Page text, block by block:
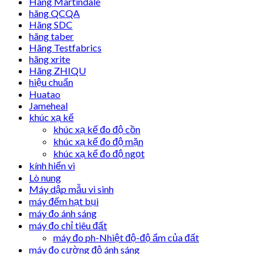
hãng QCQA
Hãng SDC
hãng taber
Hãng Testfabrics
hãng xrite
Hãng ZHIQU
hiệu chuẩn
Huatao
Jameheal
khúc xạ kế
khúc xạ kế đo độ cồn
khúc xạ kế đo độ mặn
khúc xạ kế đo độ ngọt
kính hiển vi
Lò nung
Máy dập mẫu vi sinh
máy đếm hạt bụi
máy đo ánh sáng
máy đo chỉ tiêu đất
máy đo ph-Nhiệt độ-độ ẩm của đất
máy đo cường độ ánh sáng